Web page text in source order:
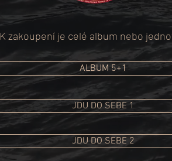
K zakoupení je celé album nebo
ALBUM 5+1
JDU DO SEBE 1
JDU DO SEBE 2